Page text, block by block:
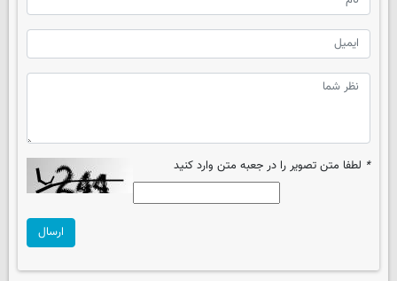
* لطفا متن تصویر را در جعبه متن وارد کنید
ارسال